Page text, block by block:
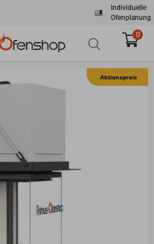
Individuelle
Ofenplanung
0
Aktionspreis